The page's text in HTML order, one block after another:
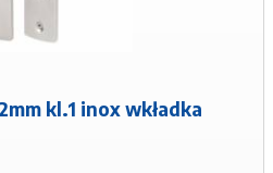
kl.1 inox wkładka